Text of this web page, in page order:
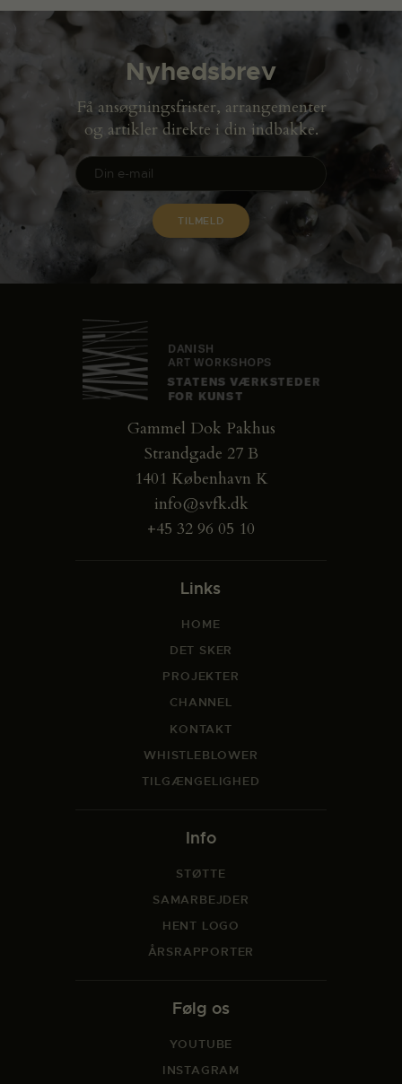
Nyhedsbrev
Få ansøgningsfrister, arrangementer
og artikler direkte i din indbakke.
Gammel Dok Pakhus
Strandgade 27 B
1401 København K
info@svfk.dk
+45 32 96 05 10
Links
HOME
DET SKER
PROJEKTER
CHANNEL
KONTAKT
WHISTLEBLOWER
TILGÆNGELIGHED
Info
STØTTE
SAMARBEJDER
HENT LOGO
ÅRSRAPPORTER
Følg os
YOUTUBE
INSTAGRAM